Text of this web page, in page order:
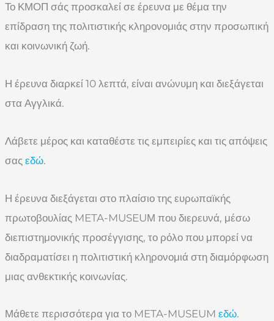
Το ΚΜΟΠ σάς προσκαλεί σε έρευνα με θέμα την
επίδραση της πολιτιστικής κληρονομιάς στην προσωπική
και κοινωνική ζωή.
Η έρευνα διαρκεί 10 λεπτά, είναι ανώνυμη και διεξάγεται
στα Αγγλικά.
Λάβετε μέρος και καταθέστε τις εμπειρίες και τις απόψεις
σας εδώ.
Η έρευνα διεξάγεται στο πλαίσιο της ευρωπαϊκής
πρωτοβουλίας META-MUSEUΜ που διερευνά, μέσω
διεπιστημονικής προσέγγισης, το ρόλο που μπορεί να
διαδραματίσει η πολιτιστική κληρονομιά στη διαμόρφωση
μιας ανθεκτικής κοινωνίας.
Μάθετε περισσότερα για το META-MUSEUM εδώ.